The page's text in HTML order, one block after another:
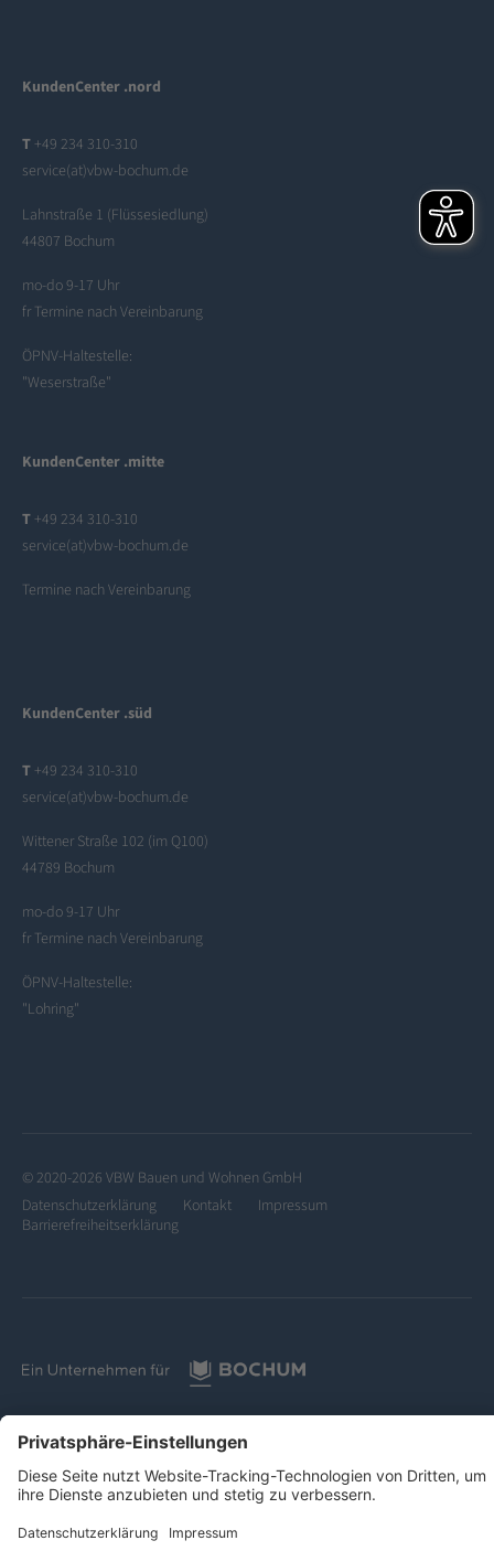
KundenCenter .nord
T +49 234 310-310
service(at)vbw-bochum.de
Lahnstraße 1 (Flüssesiedlung)
44807 Bochum
mo-do 9-17 Uhr
fr Termine nach Vereinbarung
ÖPNV-Haltestelle:
"Weserstraße"
KundenCenter .mitte
T +49 234 310-310
service(at)vbw-bochum.de
Termine nach Vereinbarung
KundenCenter .süd
T +49 234 310-310
service(at)vbw-bochum.de
Wittener Straße 102 (im Q100)
44789 Bochum
mo-do 9-17 Uhr
fr Termine nach Vereinbarung
ÖPNV-Haltestelle:
"Lohring"
© 2020-2026 VBW Bauen und Wohnen GmbH
Datenschutzerklärung
Kontakt
Impressum
Barrierefreiheitserklärung